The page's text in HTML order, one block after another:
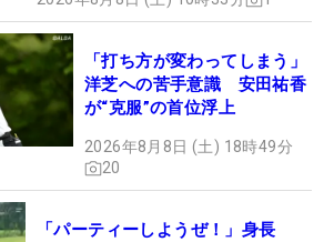
「打ち方が変わってしまう」
洋芝への苦手意識 安田祐香
が“克服”の首位浮上
2026年8月8日 (土) 18時49分
20
「パーティーしようぜ！」身長